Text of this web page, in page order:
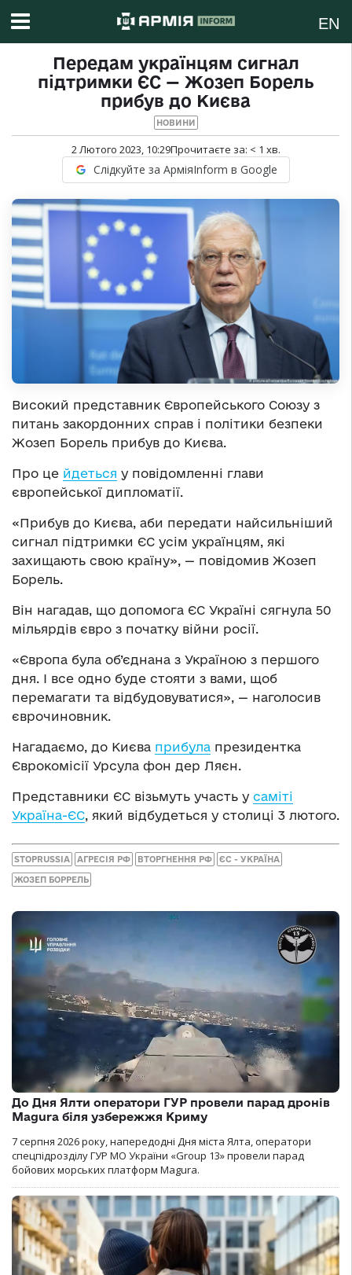
EN
Передам українцям сигнал
підтримки ЄС — Жозеп Борель
прибув до Києва
НОВИНИ
2 Лютого 2023, 10:29Прочитаєте за: < 1 хв.
Слідкуйте за АрміяInform в Google
Високий представник Європейського Союзу з
питань закордонних справ і політики безпеки
Жозеп Борель прибув до Києва.
Про це йдеться у повідомленні глави
європейської дипломатії.
«Прибув до Києва, аби передати найсильніший
сигнал підтримки ЄС усім українцям, які
захищають свою країну», — повідомив Жозеп
Борель.
Він нагадав, що допомога ЄС Україні сягнула 50
мільярдів євро з початку війни росії.
«Європа була об’єднана з Україною з першого
дня. І все одно буде стояти з вами, щоб
перемагати та відбудовуватися», — наголосив
єврочиновник.
Нагадаємо, до Києва прибула президентка
Єврокомісії Урсула фон дер Ляєн.
Представники ЄС візьмуть участь у саміті
Україна-ЄС, який відбудеться у столиці 3 лютого.
STOPRUSSIA АГРЕСІЯ РФ ВТОРГНЕННЯ РФ ЄС - УКРАЇНА
ЖОЗЕП БОРРЕЛЬ
До Дня Ялти оператори ГУР провели парад дронів
Magura біля узбережжя Криму
7 серпня 2026 року, напередодні Дня міста Ялта, оператори
спецпідрозділу ГУР МО України «Group 13» провели парад
бойових морських платформ Magura.